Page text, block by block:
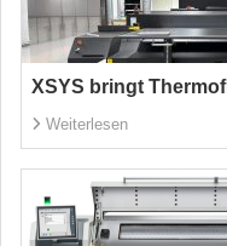
XSYS bringt
Weiterlesen